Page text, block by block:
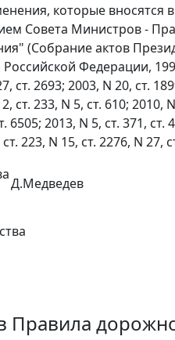
которые
Совета Министров -
(Собрание актов
Федерации,
ст. 2693; 2003, N 20, ст.
ст. 233, N 5, ст. 610;
6505; 2013, N 5, ст. 371,
223, N 15, ст. 2276, N 27,
Д.Медведев
Правила